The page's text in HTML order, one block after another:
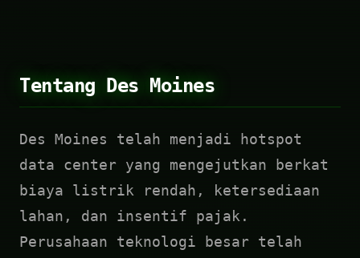
Tentang Des Moines
Des Moines telah menjadi hotspot
data center yang mengejutkan berkat
biaya listrik rendah, ketersediaan
lahan, dan insentif pajak.
Perusahaan teknologi besar telah